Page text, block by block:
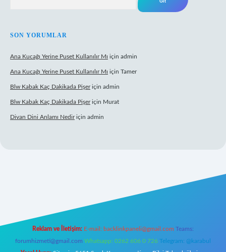
SON YORUMLAR
Ana Kucağı Yerine Puset Kullanılır Mı için admin
Ana Kucağı Yerine Puset Kullanılır Mı için Tamer
Blw Kabak Kaç Dakikada Pişeriçin admin
Blw Kabak Kaç Dakikada Pişeriçin Murat
Divan Dini Anlamı Nediriçin admin
Reklam ve İletişim: E-mail: backlinkpaneli@gmail.com Teams:
forumhizmeti@gmail.com Whatsapp: 0262 606 0 726 Telegram: @karabul